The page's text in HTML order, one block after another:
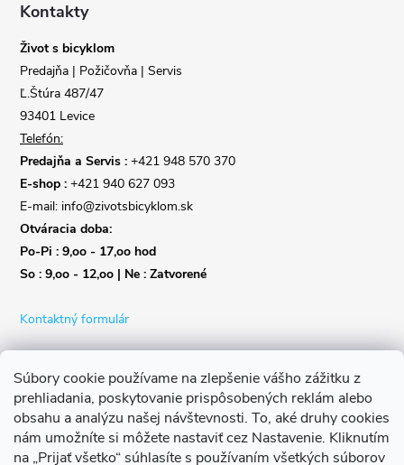
Súbory cookie používame na zlepšenie vášho zážitku z
prehliadania, poskytovanie prispôsobených reklám alebo
obsahu a analýzu našej návštevnosti. To, aké druhy cookies
nám umožníte si môžete nastaviť cez Nastavenie. Kliknutím
na „Prijať všetko“ súhlasíte s používaním všetkých súborov
Kontakty
Život s bicyklom
Predajňa | Požičovňa | Servis
Ľ.Štúra 487/47
93401 Levice
Telefón:
Predajňa a Servis : +421 948 570 370
E-shop : +421 940 627 093
E-mail: info@zivotsbicyklom.sk
Otváracia doba:
Po-Pi : 9,oo - 17,oo hod
So : 9,oo - 12,oo | Ne : Zatvorené
Kontaktný formulár